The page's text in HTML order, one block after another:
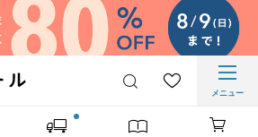
メニュー